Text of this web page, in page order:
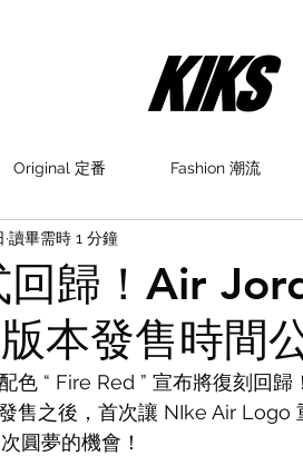
Original 定番 Fashion 潮流
回歸！Air
本發售時間
讀畢需時 1 分鐘
色 “ Fire Red ” 宣布將復刻回歸
售之後，首次讓 NIke Air Logo
圓夢的機會！